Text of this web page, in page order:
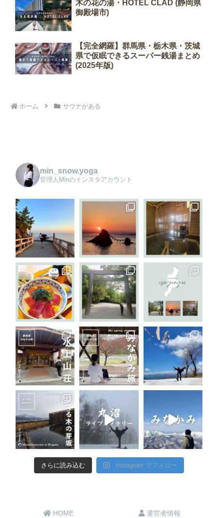
木の花の湯・HOTEL CLAD (静岡県
御殿場市)
【完全網羅】群馬県・栃木県・茨城
県で仮眠できるスーパー銭湯まとめ
(2025年版)
ホーム サウナがある
min_snow.yoga
管理人Minのインスタアカウント
さらに読み込む Instagram でフォロー
HOME 運営者情報